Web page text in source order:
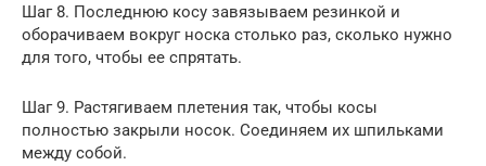
Шаг 8. Последнюю косу завязываем резинкой и
оборачиваем вокруг носка столько раз, сколько нужно
для того, чтобы ее спрятать.
Шаг 9. Растягиваем плетения так, чтобы косы
полностью закрыли носок. Соединяем их шпильками
между собой.